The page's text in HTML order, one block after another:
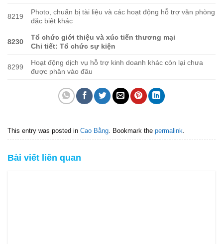
8219
Photo, chuẩn bị tài liệu và các hoạt động hỗ trợ văn phòng
đặc biệt khác
8230
Tổ chức giới thiệu và xúc tiến thương mại
Chi tiết: Tổ chức sự kiện
8299
Hoạt động dịch vụ hỗ trợ kinh doanh khác còn lại chưa
được phân vào đâu
This entry was posted in Cao Bằng . Bookmark the permalink
Bài viết liên quan